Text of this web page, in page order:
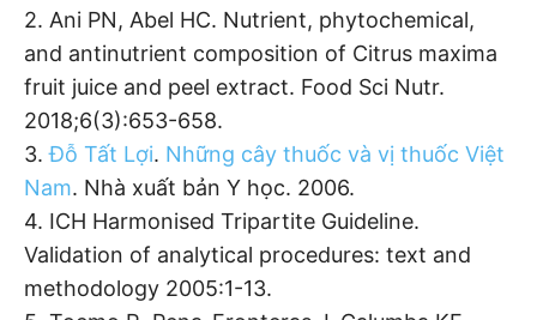
2. Ani PN, Abel HC. Nutrient, phytochemical,
and antinutrient composition of Citrus maxima
fruit juice and peel extract. Food Sci Nutr.
2018;6(3):653-658.
3.Đỗ Tất Lợi. Những cây thuốc và vị thuốc Việt
Nam. Nhà xuất bản Y học. 2006.
4. ICH Harmonised Tripartite Guideline.
Validation of analytical procedures: text and
methodology 2005:1-13.